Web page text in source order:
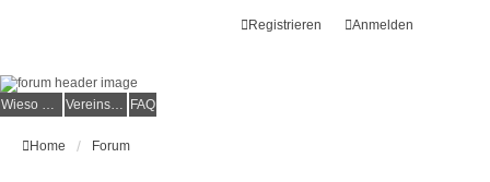
Anmelden
Registrieren
Wieso der e.V.? Vereinsmitglied werden FAQ
Home Forum